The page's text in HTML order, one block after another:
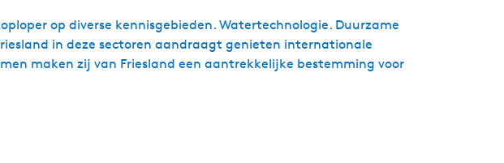
op diverse kennisgebieden. Watertechnologie. Duurzame
in deze sectoren aandraagt genieten internationale
maken zij van Friesland een aantrekkelijke bestemming voor